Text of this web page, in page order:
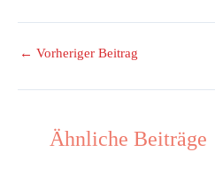
← Vorheriger Beitrag
Ähnliche Beiträge